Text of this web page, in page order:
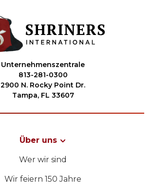
Unternehmenszentrale
813-281-0300
2900 N. Rocky Point Dr.
Tampa, FL 33607
Über uns
Wer wir sind
Wir feiern 150 Jahre